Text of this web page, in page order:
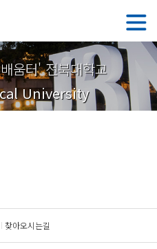
움터' 전북대학교
University
찾아오시는길